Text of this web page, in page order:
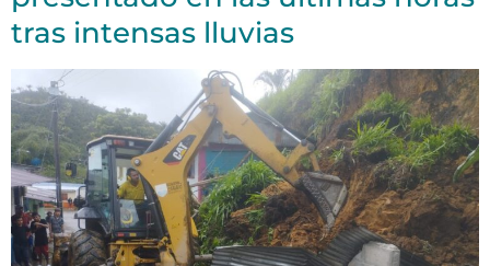
tras intensas lluvias